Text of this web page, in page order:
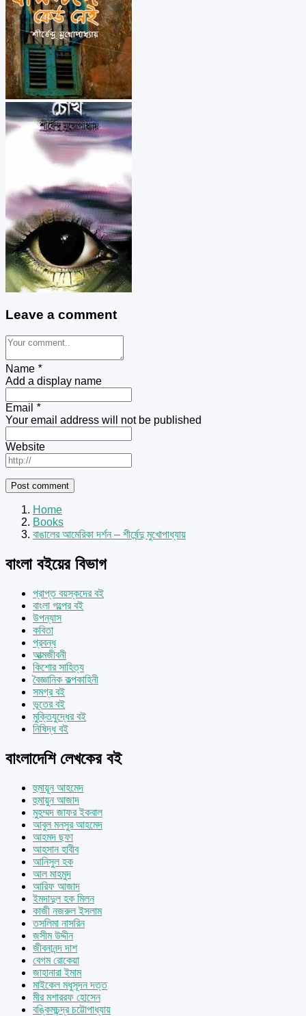
Leave a comment
Name *
Add a display name
Email *
Your email address will not be published
Website
Home
Books
বাঙালের আমেরিকা দর্শন – শীর্ষেন্দু মুখোপাধ্যায়
বাংলা বইয়ের বিভাগ
প্রাপ্ত বয়স্কদের বই
বাংলা গল্পের বই
উপন্যাস
কবিতা
প্রবন্ধ
আত্মজীবনী
কিশোর সাহিত্য
বৈজ্ঞানিক কল্পকাহিনী
সমগ্র বই
ভূতের বই
মুক্তিযুদ্ধের বই
নিষিদ্ধ বই
বাংলাদেশি লেখকের বই
হুমায়ূন আহমেদ
হুমায়ুন আজাদ
মুহম্মদ জাফর ইকবাল
আবুল মনসুর আহমেদ
আহমদ ছফা
আহসান হাবীব
আনিসুল হক
আল মাহমুদ
আরিফ আজাদ
ইমদাদুল হক মিলন
কাজী নজরুল ইসলাম
তসলিমা নাসরিন
জসীম উদ্দীন
জীবনানন্দ দাশ
বেগম রোকেয়া
জাহানারা ইমাম
মাইকেল মধুসূদন দত্ত
মীর মশাররফ হোসেন
বঙ্কিমচন্দ্র চট্টোপাধ্যায়